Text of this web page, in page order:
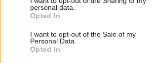
personal data.
Opted In
I want to opt-out of the Sale of my
Personal Data.
Opted In